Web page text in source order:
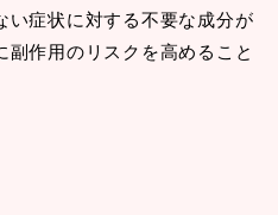
い症状に対する不要な成分が
作用のリスクを高めること